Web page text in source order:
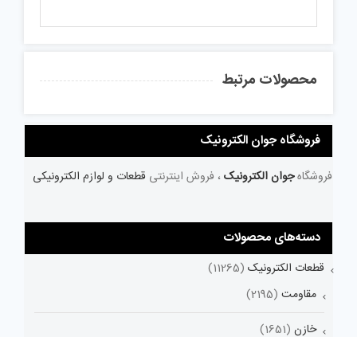
محصولات مرتبط
فروشگاه جوان الکترونیک
فروشگاهجوان الکترونیک ، فروش اینترنتی قطعات و لوازم الکترونیکی
دسته‌های محصولات
قطعات الکترونیک (11265)
مقاومت (2195)
خازن (1651)